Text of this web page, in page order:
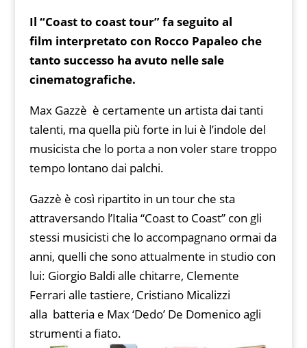
Il “Coast to coast tour” fa seguito al
film interpretato con Rocco Papaleo che
tanto successo ha avuto nelle sale
cinematografiche.
Max Gazzè è certamente un artista dai tanti
talenti, ma quella più forte in lui è l’indole del
musicista che lo porta a non voler stare troppo
tempo lontano dai palchi.
Gazzè è così ripartito in un tour che sta
attraversando l’Italia “Coast to Coast” con gli
stessi musicisti che lo accompagnano ormai da
anni, quelli che sono attualmente in studio con
lui: Giorgio Baldi alle chitarre, Clemente
Ferrari alle tastiere, Cristiano Micalizzi
alla batteria e Max ‘Dedo’ De Domenico agli
strumenti a fiato.